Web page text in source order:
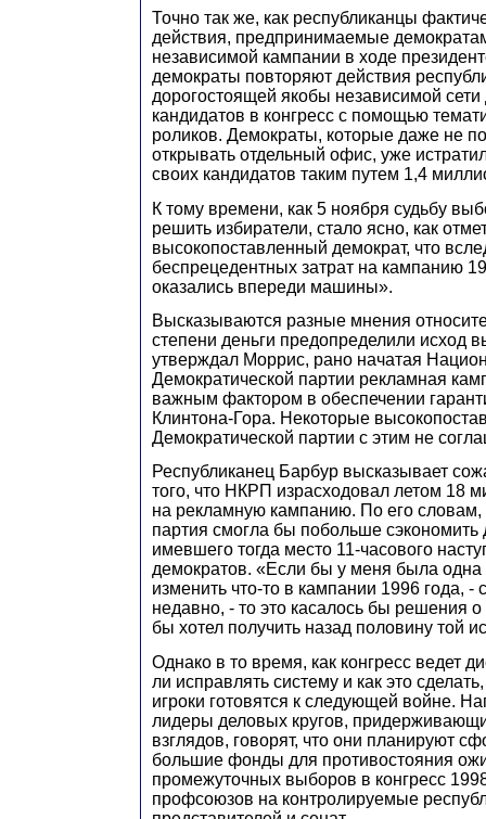
Точно так же, как республиканцы
действия, предпринимаемые
независимой кампании в ходе
демократы повторяют действия
дорогостоящей якобы независимой
кандидатов в конгресс с помощью
роликов. Демократы, которые даже не
открывать отдельный офис, уже
своих кандидатов таким путем 1,4
К тому времени, как 5 ноября судьбу
решить избиратели, стало ясно, как
высокопоставленный демократ, что
беспрецедентных затрат на кампанию
оказались впереди машины».
Высказываются разные мнения
степени деньги предопределили исход
утверждал Моррис, рано начатая
Демократической партии рекламная
важным фактором в обеспечении
Клинтона-Гора. Некоторые
Демократической партии с этим не
Республиканец Барбур высказывает
того, что НКРП израсходовал летом 18
на рекламную кампанию. По его
партия смогла бы побольше сэкономить
имевшего тогда место 11-часового
демократов. «Если бы у меня была одна
изменить что-то в кампании 1996 года, -
недавно, - то это касалось бы решения
бы хотел получить назад половину той
Однако в то время, как конгресс ведет
ли исправлять систему и как это
игроки готовятся к следующей войне.
лидеры деловых кругов,
взглядов, говорят, что они планируют
большие фонды для противостояния
промежуточных выборов в конгресс
профсоюзов на контролируемые